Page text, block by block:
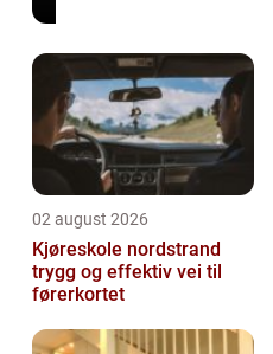
02 august 2026
Kjøreskole nordstrand
trygg og effektiv vei til
førerkortet